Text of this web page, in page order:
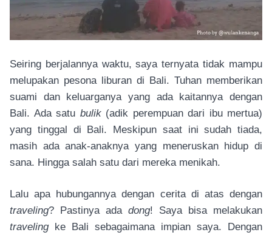
Seiring berjalannya waktu, saya ternyata tidak mampu
melupakan pesona liburan di Bali. Tuhan memberikan
suami dan keluarganya yang ada kaitannya dengan
Bali. Ada satu bulik (adik perempuan dari ibu mertua)
yang tinggal di Bali. Meskipun saat ini sudah tiada,
masih ada anak-anaknya yang meneruskan hidup di
sana. Hingga salah satu dari mereka menikah.
Lalu apa hubungannya dengan cerita di atas dengan
traveling? Pastinya ada dong! Saya bisa melakukan
traveling ke Bali sebagaimana impian saya. Dengan